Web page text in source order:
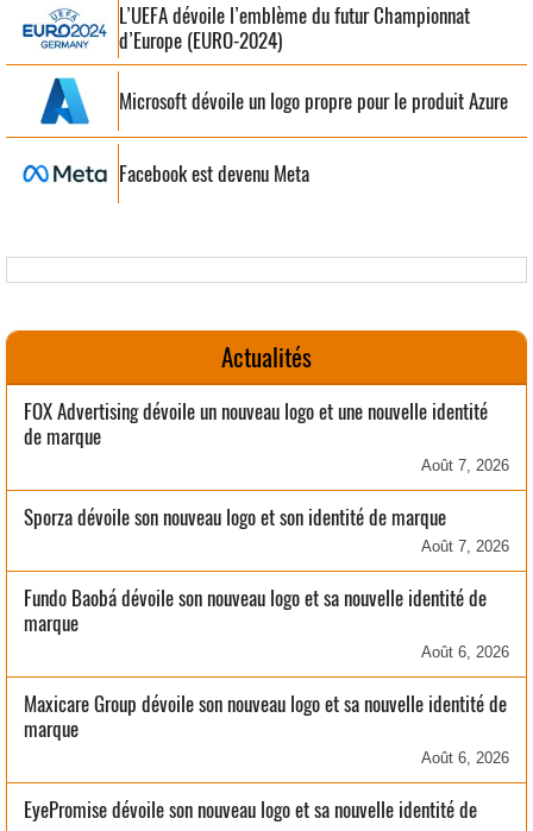
L’UEFA dévoile l’emblème du futur Championnat
d’Europe (EURO-2024)
Microsoft dévoile un logo propre pour le produit Azure
Facebook est devenu Meta
Actualités
FOX Advertising dévoile un nouveau logo et une nouvelle identité
de marque
Août 7, 2026
Sporza dévoile son nouveau logo et son identité de marque
Août 7, 2026
Fundo Baobá dévoile son nouveau logo et sa nouvelle identité de
marque
Août 6, 2026
Maxicare Group dévoile son nouveau logo et sa nouvelle identité de
marque
Août 6, 2026
EyePromise dévoile son nouveau logo et sa nouvelle identité de